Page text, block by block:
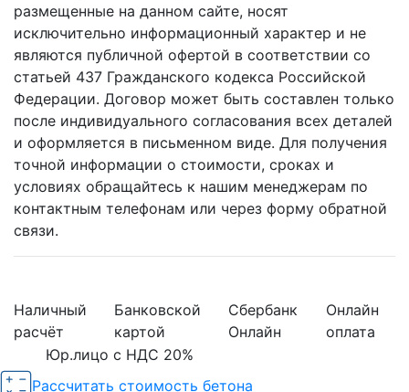
размещенные на данном сайте, носят
исключительно информационный характер и не
являются публичной офертой в соответствии со
статьей 437 Гражданского кодекса Российской
Федерации. Договор может быть составлен только
после индивидуального согласования всех деталей
и оформляется в письменном виде. Для получения
точной информации о стоимости, сроках и
условиях обращайтесь к нашим менеджерам по
контактным телефонам или через форму обратной
связи.
Наличный
расчёт
Банковской
картой
Сбербанк
Онлайн
Онлайн
оплата
Юр.лицо с НДС 20%
Рассчитать стоимость бетона